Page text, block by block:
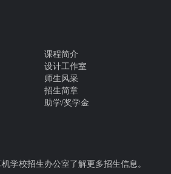
课程简介
设计工作室
师生风采
招生简章
助学/奖学金
学校招生办公室了解更多招生信息。